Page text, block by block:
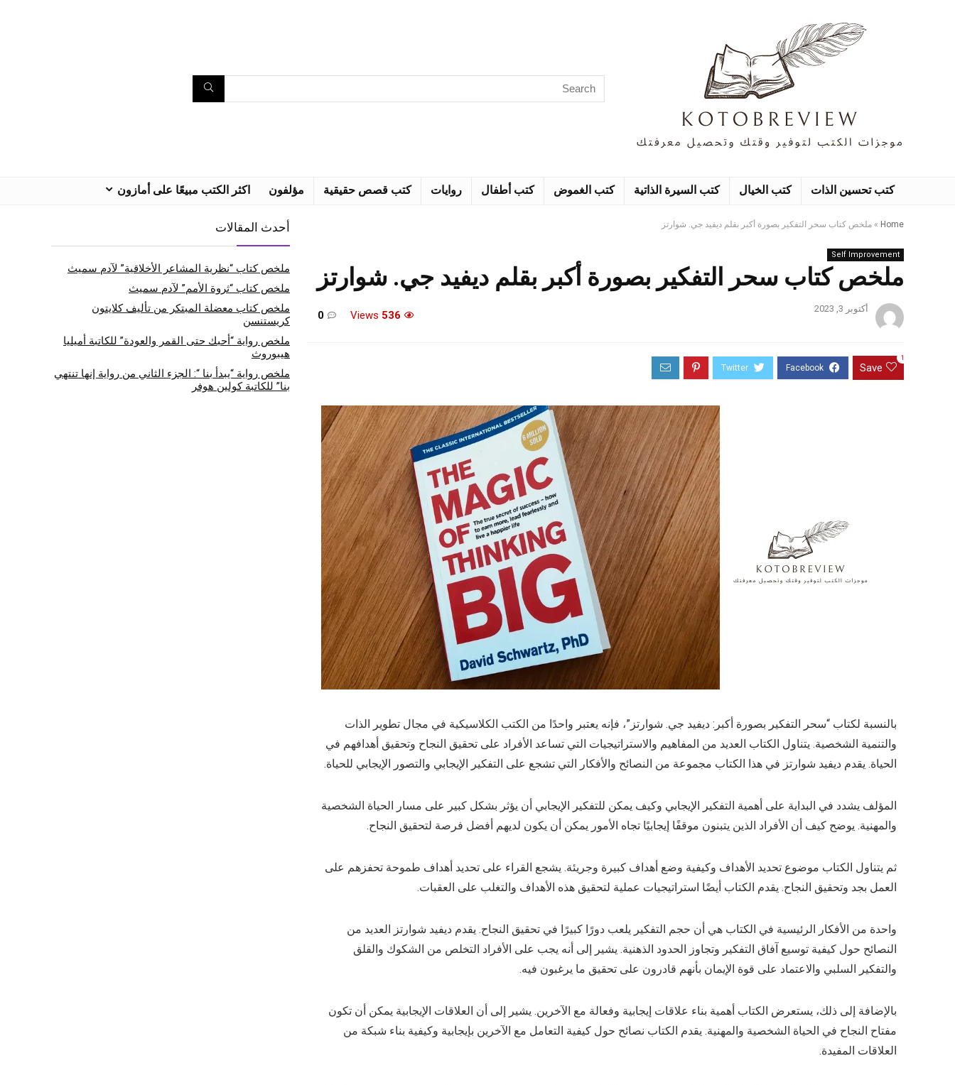
كتب تحسين الذات كتب الخيال كتب السيرة الذاتية كتب الغموض كتب أطفال روايات كتب قصص حقيقية مؤلفون اكثر الكتب مبيعًا على أمازون
Home
» ملخص كتاب سحر التفكير بصورة أكبر بقلم ديفيد جي. شوارتز
Self Improvement
ملخص كتاب سحر التفكير بصورة أكبر بقلم ديفيد جي. شوارتز
أكتوبر 3, 2023
536
0
Save
1
بالنسبة لكتاب “سحر التفكير بصورة أكبر: ديفيد جي. شوارتز”، فإنه يعتبر واحدًا من الكتب الكلاسيكية في مجال تطوير الذات
والتنمية الشخصية. يتناول الكتاب العديد من المفاهيم والاستراتيجيات التي تساعد الأفراد على تحقيق النجاح وتحقيق أهدافهم في
الحياة. يقدم ديفيد شوارتز في هذا الكتاب مجموعة من النصائح والأفكار التي تشجع على التفكير الإيجابي والتصور الإيجابي للحياة.
المؤلف يشدد في البداية على أهمية التفكير الإيجابي وكيف يمكن للتفكير الإيجابي أن يؤثر بشكل كبير على مسار الحياة الشخصية
والمهنية. يوضح كيف أن الأفراد الذين يتبنون موقفًا إيجابيًا تجاه الأمور يمكن أن يكون لديهم أفضل فرصة لتحقيق النجاح.
ثم يتناول الكتاب موضوع تحديد الأهداف وكيفية وضع أهداف كبيرة وجريئة. يشجع القراء على تحديد أهداف طموحة تحفزهم على
العمل بجد وتحقيق النجاح. يقدم الكتاب أيضًا استراتيجيات عملية لتحقيق هذه الأهداف والتغلب على العقبات.
واحدة من الأفكار الرئيسية في الكتاب هي أن حجم التفكير يلعب دورًا كبيرًا في تحقيق النجاح. يقدم ديفيد شوارتز العديد من
النصائح حول كيفية توسيع آفاق التفكير وتجاوز الحدود الذهنية. يشير إلى أنه يجب على الأفراد التخلص من الشكوك والقلق
والتفكير السلبي والاعتماد على قوة الإيمان بأنهم قادرون على تحقيق ما يرغبون فيه.
بالإضافة إلى ذلك، يستعرض الكتاب أهمية بناء علاقات إيجابية وفعالة مع الآخرين. يشير إلى أن العلاقات الإيجابية يمكن أن تكون
مفتاح النجاح في الحياة الشخصية والمهنية. يقدم الكتاب نصائح حول كيفية التعامل مع الآخرين بإيجابية وكيفية بناء شبكة من
العلاقات المفيدة.
أحدث المقالات
ملخص كتاب “نظرية المشاعر الأخلاقية” لآدم سميث
ملخص كتاب “ثروة الأمم” لآدم سميث
ملخص كتاب معضلة المبتكر من تأليف كلايتون
كريستنسن
ملخص رواية “أحبك حتى القمر والعودة” للكاتبة أميليا
هيبوروث
ملخص رواية “يبدأ بنا “: الجزء الثاني من رواية إنها تنتهي
بنا” للكاتبة كولين هوفر